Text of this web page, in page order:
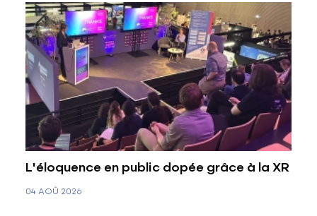
L'éloquence en public dopée grâce à la XR
04 AOÛ 2026